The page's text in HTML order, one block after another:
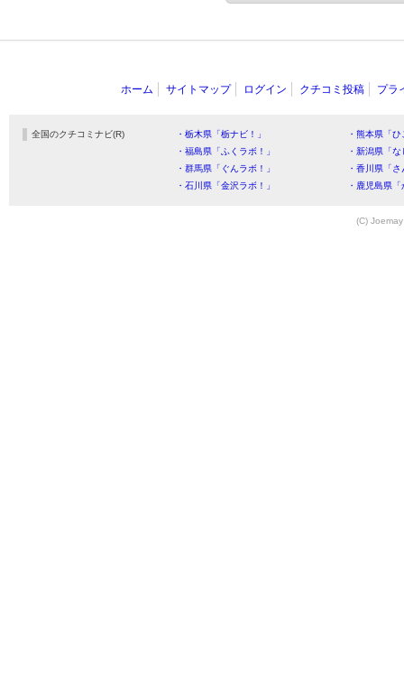
ホーム サイトマップ ログイン クチコミ投稿 プラ
全国のクチコミナビ(R) ・栃木県「栃ナビ！」
・熊本県「
・福島県「ふくラボ！」
・新潟県「
・群馬県「ぐんラボ！」
・香川県「
・石川県「金沢ラボ！」
・鹿児島県
(C)